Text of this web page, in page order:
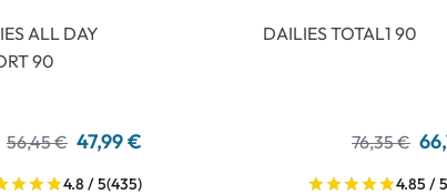
ALL DAY
90
56,45 € 47,99 €
4.8 / 5(435)
DAILIES TOTAL1 90
76,35 €
4.85 / 5